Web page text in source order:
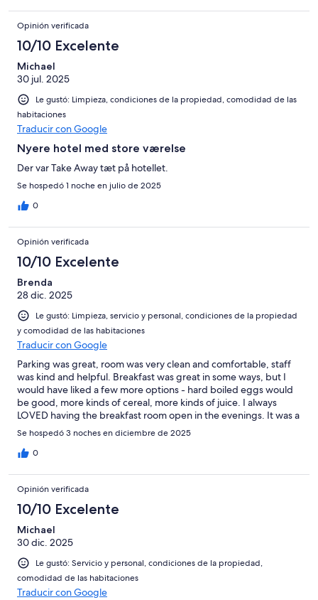
Opinión verificada
10/10 Excelente
Michael
30 jul. 2025
Le gustó: Limpieza, condiciones de la propiedad, comodidad de las
habitaciones
Traducir con Google
Nyere hotel med store værelse
Der var Take Away tæt på hotellet.
Se hospedó 1 noche en julio de 2025
0
Opinión verificada
10/10 Excelente
Brenda
28 dic. 2025
Le gustó: Limpieza, servicio y personal, condiciones de la propiedad
y comodidad de las habitaciones
Traducir con Google
Parking was great, room was very clean and comfortable, staff
was kind and helpful. Breakfast was great in some ways, but I
would have liked a few more options - hard boiled eggs would
be good, more kinds of cereal, more kinds of juice. I always
LOVED having the breakfast room open in the evenings. It was a
great place to work, play games, and visit. WONDERUFL stay.
We would definately stay here again.
Se hospedó 3 noches en diciembre de 2025
0
Opinión verificada
10/10 Excelente
Michael
30 dic. 2025
Le gustó: Servicio y personal, condiciones de la propiedad,
comodidad de las habitaciones
Traducir con Google